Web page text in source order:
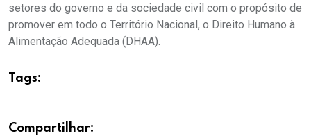
setores do governo e da sociedade civil com o propósito de
promover em todo o Território Nacional, o Direito Humano à
Alimentação Adequada (DHAA).
Tags:
Compartilhar: